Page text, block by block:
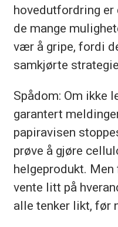
hovedutfordring er
de mange
vær å gripe, fordi
samkjørte
Spådom: Om ikke
garantert
papiravisen
prøve å gjøre
helgeprodukt.
vente litt på
alle tenker likt, før